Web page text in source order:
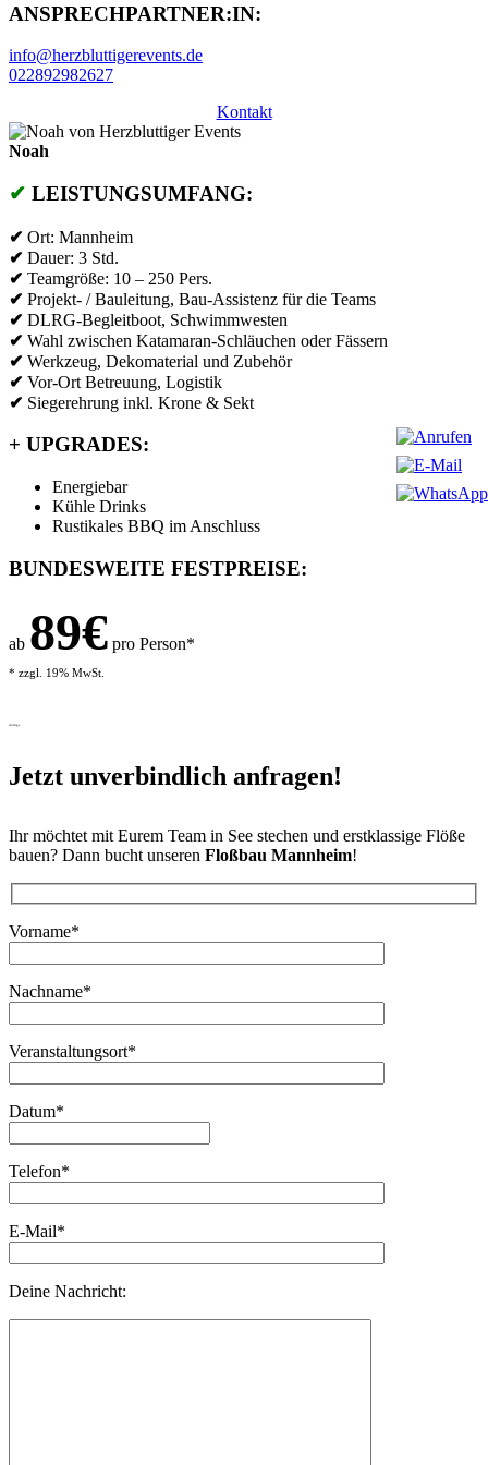
ANSPRECHPARTNER:IN:
info@herzbluttigerevents.de
022892982627
Kontakt
Noah
✔ LEISTUNGSUMFANG:
✔ Ort: Mannheim
✔ Dauer: 3 Std.
✔ Teamgröße: 10 – 250 Pers.
✔ Projekt- / Bauleitung, Bau-Assistenz für die Teams
✔ DLRG-Begleitboot, Schwimmwesten
✔ Wahl zwischen Katamaran-Schläuchen oder Fässern
✔ Werkzeug, Dekomaterial und Zubehör
✔ Vor-Ort Betreuung, Logistik
✔ Siegerehrung inkl. Krone & Sekt
+ UPGRADES:
Energiebar
Kühle Drinks
Rustikales BBQ im Anschluss
BUNDESWEITE FESTPREISE:
ab 89€ pro Person*
* zzgl. 19% MwSt.
Anfrage
Jetzt unverbindlich anfragen!
Ihr möchtet mit Eurem Team in See stechen und erstklassige Flöße
bauen? Dann bucht unseren Floßbau Mannheim!
Bitte lasse dieses Feld leer.
Vorname*
Nachname*
Veranstaltungsort*
Datum*
Telefon*
E-Mail*
Deine Nachricht: